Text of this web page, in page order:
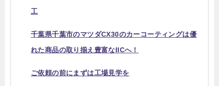
工
千葉県千葉市のマツダCX30のカーコーティングは優
れた商品の取り揃え豊富なIICへ！
ご依頼の前にまずは工場見学を